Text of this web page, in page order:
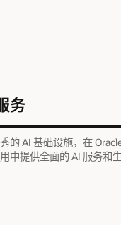
务
的 AI 基础设施，在
中提供全面的 AI 服务和